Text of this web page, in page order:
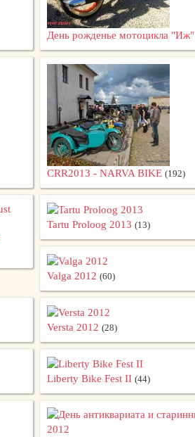
День рожденье мотоцикла "Иж"
CRR2013 - NARVA BIKE (192)
Tartu Proloog 2013 (13)
Valga 2012 (60)
Versta 2012 (28)
Liberty Bike Fest II (44)